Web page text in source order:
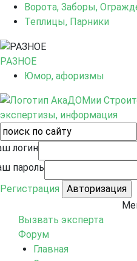
Ворота, Заборы,
Теплицы, Парники
РАЗНОЕ
Юмор, афоризмы
экспертизы, информация
логин
пароль
Регистрация
Вызвать эксперта
Форум
Главная